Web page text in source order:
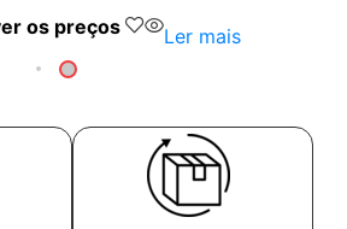
os preços Ler mais